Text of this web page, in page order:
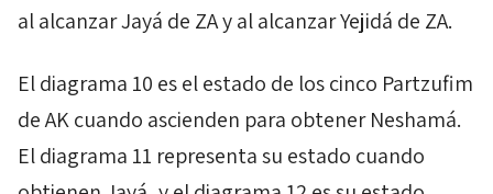
al alcanzarJayá de ZAy al alcanzarYejidá de ZA.
El diagrama 10 es el estado de los cinco Partzufim
deAKcuando ascienden para obtenerNeshamá.
El diagrama 11 representa su estado cuando